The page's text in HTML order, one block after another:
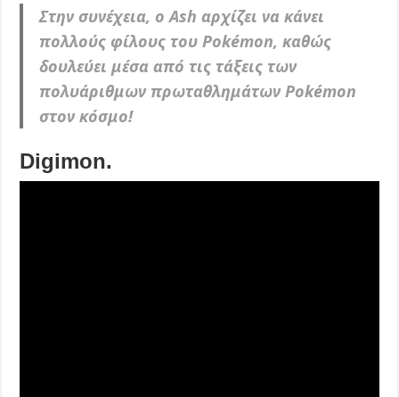
Στην συνέχεια, ο Ash αρχίζει να κάνει
πολλούς φίλους του Pokémon, καθώς
δουλεύει μέσα από τις τάξεις των
πολυάριθμων πρωταθλημάτων Pokémon
στον κόσμο!
Digimon.